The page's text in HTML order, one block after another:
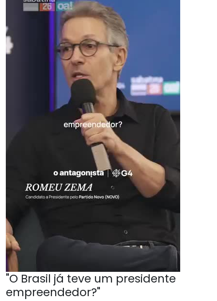
"O Brasil já teve um presidente
empreendedor?"